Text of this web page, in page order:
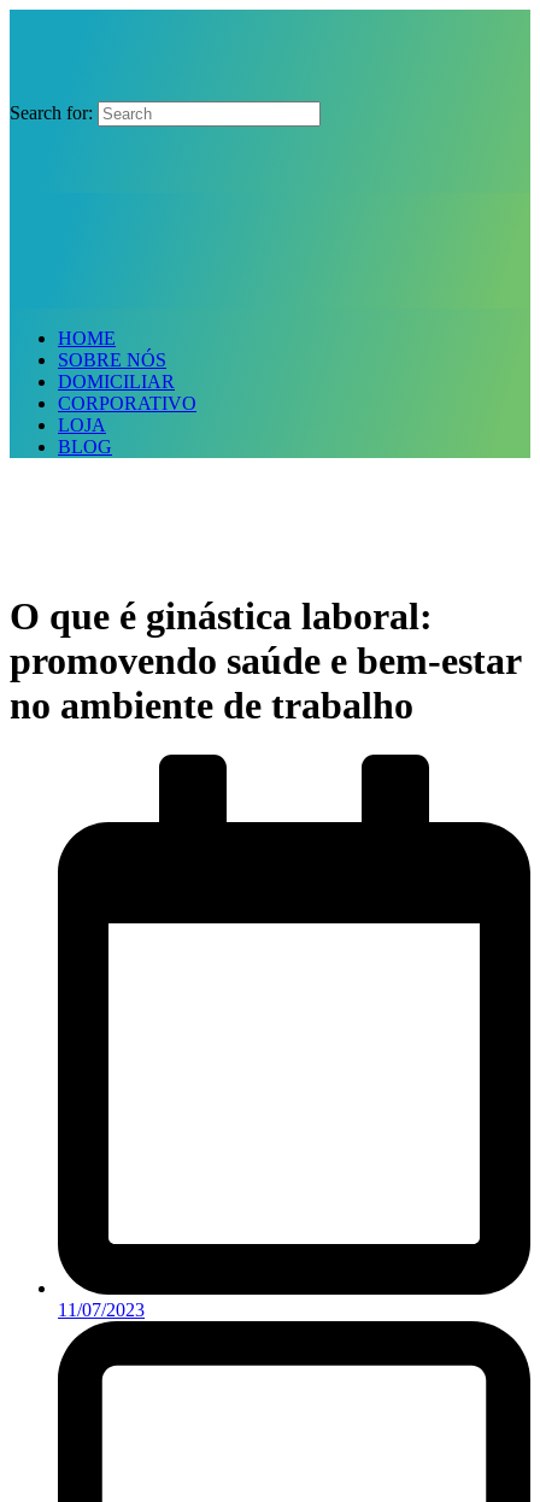
Search for:
HOME
SOBRE NÓS
DOMICILIAR
CORPORATIVO
LOJA
BLOG
O que é ginástica laboral:
promovendo saúde e bem-estar
no ambiente de trabalho
11/07/2023